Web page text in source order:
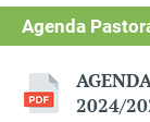
Agenda
2024/